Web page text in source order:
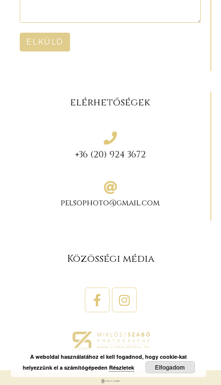
ELKÜLD
elérhetőségek
+36 (20) 924 3672
pelsophoto@gmail.com
Közösségi média
A weboldal használatához el kell fogadnod, hogy cookie-kat
helyezzünk el a számítógépeden Részletek Elfogadom